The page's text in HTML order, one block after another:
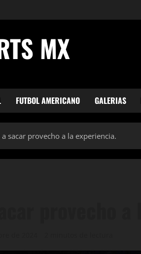
MX
FUTBOL AMERICANO GALERIAS
a sacar provecho a la experiencia.